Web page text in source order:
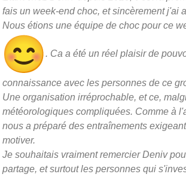
fais un week-end choc, et sincèrement j'ai
Nous étions une équipe de choc pour ce
. Ca a été un réel plaisir de
connaissance avec les personnes de ce
Une organisation irréprochable, et ce,
météorologiques compliquées. Comme à
nous a préparé des entraînements
motiver.
Je souhaitais vraiment remercier Deniv
partage, et surtout les personnes qui